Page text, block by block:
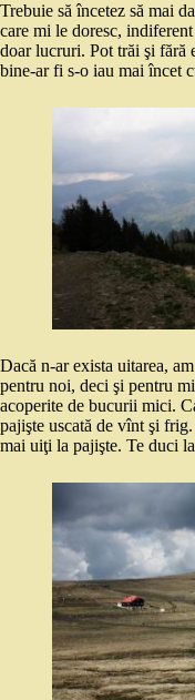
Trebuie să încetez să mai
care mi le doresc,
doar lucruri. Pot trăi şi fără
bine-ar fi s-o iau mai încet
Dacă n-ar exista uitarea,
pentru noi, deci şi pentru
acoperite de bucurii mici.
pajişte uscată de vînt şi
mai uiţi la pajişte. Te duci